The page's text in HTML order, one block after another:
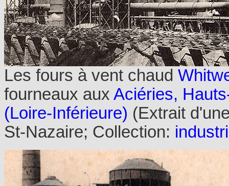
Les fours à vent chaud
fourneaux aux Aciéries,
(Loire-Inférieure) (Extrait
St-Nazaire; Collection: